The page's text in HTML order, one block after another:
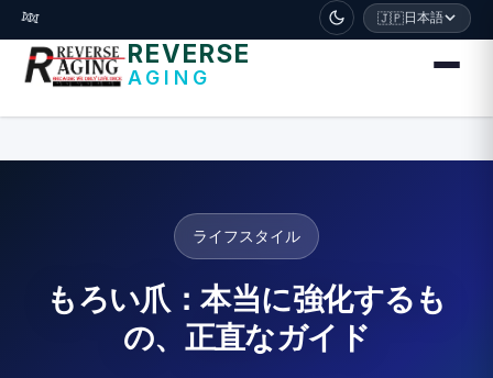
דלג לתוכן הראשי
🧬 🇯🇵日本語
REVERSE
AGING
ライフスタイル
もろい爪：本当に強化するも
の、正直なガイド